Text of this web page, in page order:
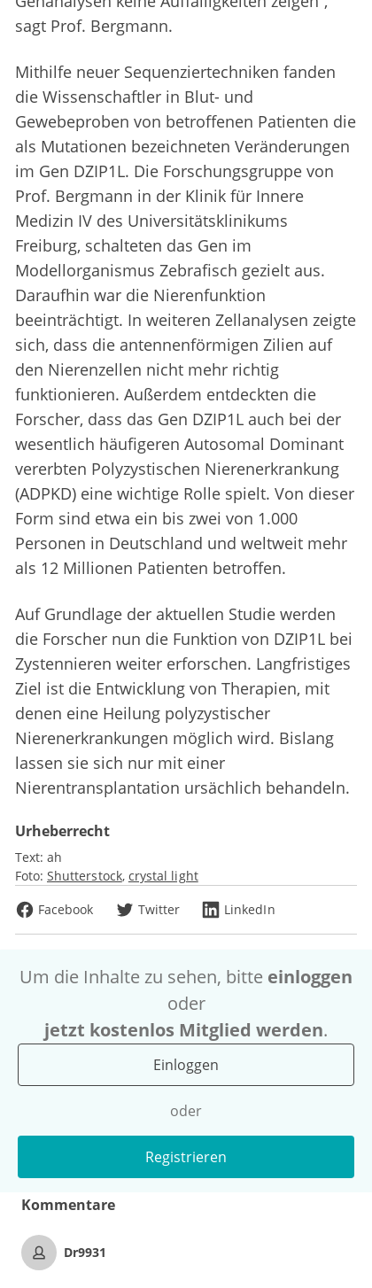
sagt Prof. Bergmann.
Mithilfe neuer Sequenziertechniken fanden
die Wissenschaftler in Blut- und
Gewebeproben von betroffenen Patienten die
als Mutationen bezeichneten Veränderungen
im Gen DZIP1L. Die Forschungsgruppe von
Prof. Bergmann in der Klinik für Innere
Medizin IV des Universitätsklinikums
Freiburg, schalteten das Gen im
Modellorganismus Zebrafisch gezielt aus.
Daraufhin war die Nierenfunktion
beeinträchtigt. In weiteren Zellanalysen zeigte
sich, dass die antennenförmigen Zilien auf
den Nierenzellen nicht mehr richtig
funktionieren. Außerdem entdeckten die
Forscher, dass das Gen DZIP1L auch bei der
wesentlich häufigeren Autosomal Dominant
vererbten Polyzystischen Nierenerkrankung
(ADPKD) eine wichtige Rolle spielt. Von dieser
Form sind etwa ein bis zwei von 1.000
Personen in Deutschland und weltweit mehr
als 12 Millionen Patienten betroffen.
Auf Grundlage der aktuellen Studie werden
die Forscher nun die Funktion von DZIP1L bei
Zystennieren weiter erforschen. Langfristiges
Ziel ist die Entwicklung von Therapien, mit
denen eine Heilung polyzystischer
Nierenerkrankungen möglich wird. Bislang
lassen sie sich nur mit einer
Nierentransplantation ursächlich behandeln.
Urheberrecht
Text: ah
Foto: Shutterstock crystal light
Facebook
Twitter LinkedIn
Um die Inhalte zu sehen, bitte einloggen
oder
jetzt kostenlos Mitglied werden.
Einloggen
oder
Registrieren
Kommentare
Dr9931